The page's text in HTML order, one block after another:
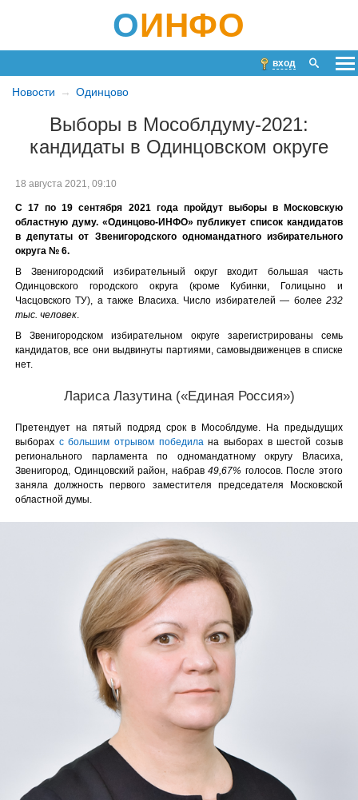
ОИНФО
вход
Новости Одинцово
Выборы в Мособлдуму-2021:
кандидаты в Одинцовском округе
18 августа 2021, 09:10
С 17 по 19 сентября 2021 года пройдут выборы в Московскую
областную думу. «Одинцово-ИНФО» публикует список кандидатов
в депутаты от Звенигородского одномандатного избирательного
округа № 6.
В Звенигородский избирательный округ входит большая часть
Одинцовского городского округа (кроме Кубинки, Голицыно и
Часцовского ТУ), а также Власиха. Число избирателей — более 232
тыс. человек
В Звенигородском избирательном округе зарегистрированы семь
кандидатов, все они выдвинуты партиями, самовыдвиженцев в списке
нет.
Лариса Лазутина («Единая Россия»)
Претендует на пятый подряд срок в Мособлдуме. На предыдущих
выборах с большим отрывом победилана выборах в шестой созыв
регионального парламента по одномандатному округу Власиха,
Звенигород, Одинцовский район, набрав49,67% голосов. После этого
заняла должность первого заместителя председателя Московской
областной думы.